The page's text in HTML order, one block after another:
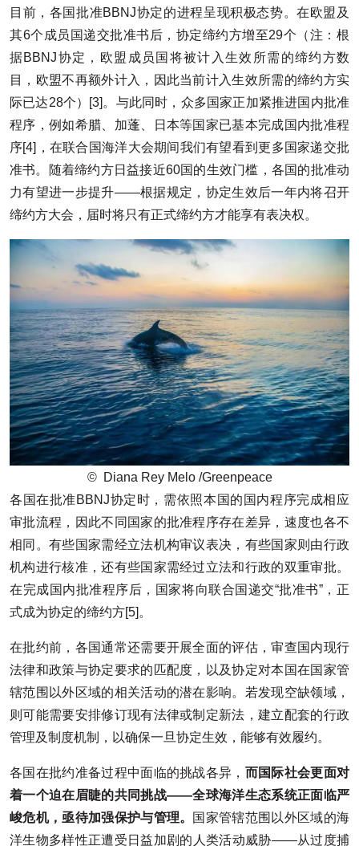
目前，各国批准BBNJ协定的进程呈现积极态势。在欧盟及
其6个成员国递交批准书后，协定缔约方增至29个（注：根
据BBNJ协定，欧盟成员国将被计入生效所需的缔约方数
目，欧盟不再额外计入，因此当前计入生效所需的缔约方实
际已达28个）[3]。与此同时，众多国家正加紧推进国内批准
程序，例如希腊、加蓬、日本等国家已基本完成国内批准程
序[4]，在联合国海洋大会期间我们有望看到更多国家递交批
准书。随着缔约方日益接近60国的生效门槛，各国的批准动
力有望进一步提升——根据规定，协定生效后一年内将召开
缔约方大会，届时将只有正式缔约方才能享有表决权。
© Diana Rey Melo /Greenpeace
各国在批准BBNJ协定时，需依照本国的国内程序完成相应
审批流程，因此不同国家的批准程序存在差异，速度也各不
相同。有些国家需经立法机构审议表决，有些国家则由行政
机构进行核准，还有些国家需经过立法和行政的双重审批。
在完成国内批准程序后，国家将向联合国递交“批准书”，正
式成为协定的缔约方[5]。
在批约前，各国通常还需要开展全面的评估，审查国内现行
法律和政策与协定要求的匹配度，以及协定对本国在国家管
辖范围以外区域的相关活动的潜在影响。若发现空缺领域，
则可能需要安排修订现有法律或制定新法，建立配套的行政
管理及制度机制，以确保一旦协定生效，能够有效履约。
各国在批约准备过程中面临的挑战各异， 而国际社会更面对
着一个迫在眉睫的共同挑战——全球海洋生态系统正面临严
峻危机，亟待加强保护与管理。 国家管辖范围以外区域的海
洋生物多样性正遭受日益加剧的人类活动威胁——从过度捕